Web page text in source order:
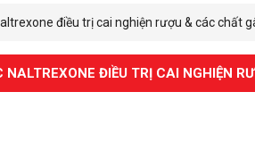
điều trị cai nghiện rượu & các chất
ĐIỀU TRỊ CAI NGHIỆN